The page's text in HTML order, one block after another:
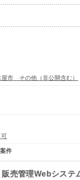
屋市 その他（非公開含む）
可
件
販売管理Webシステ